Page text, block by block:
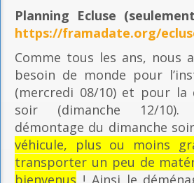
Planning Ecluse
https://framadate.org/
Comme tous les ans, nous
besoin de monde pour
(mercredi 08/10) et pour la
soir (dimanche 12/10).
démontage du dimanche
véhicule, plus ou moins
transporter un peu de
bienvenus ! Ainsi le